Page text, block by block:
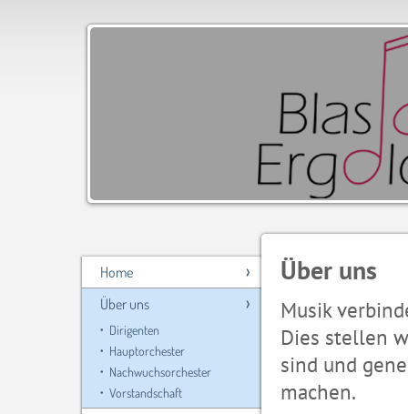
Home
Über uns
Dirigenten
Hauptorchester
Nachwuchsorchester
Vorstandschaft
Über uns
Musik
Dies stellen
sind und
machen.